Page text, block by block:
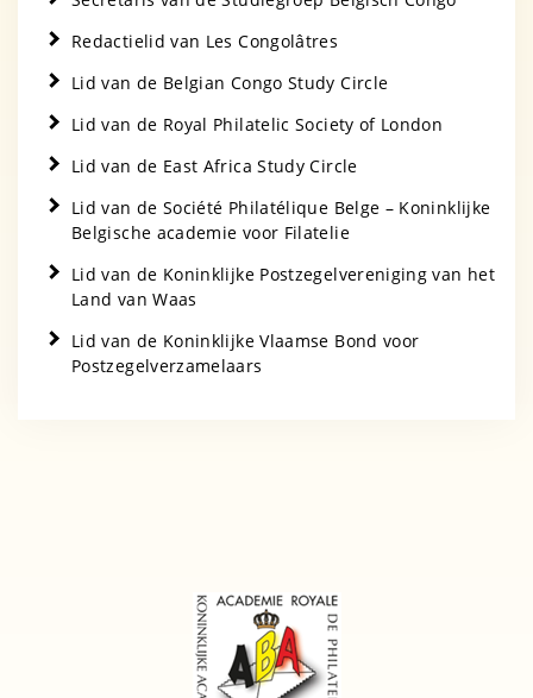
Redactielid van Les Congolâtres
Lid van de Belgian Congo Study Circle
Lid van de Royal Philatelic Society of London
Lid van de East Africa Study Circle
Lid van de Société Philatélique Belge – Koninklijke
Belgische academie voor Filatelie
Lid van de Koninklijke Postzegelvereniging van het
Land van Waas
Lid van de Koninklijke Vlaamse Bond voor
Postzegelverzamelaars